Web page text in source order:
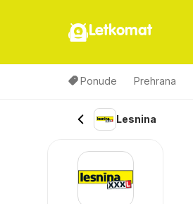
Letkomat
Ponude Prehrana
Lesnina